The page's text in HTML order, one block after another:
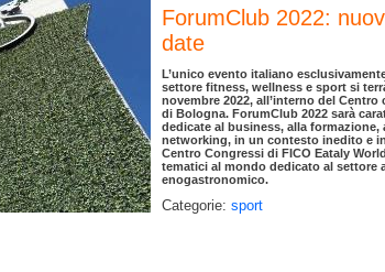
ForumClub 2022:
date
L’unico evento italiano
settore fitness, wellness e sport si
novembre 2022, all’interno del Centro
di Bologna. ForumClub 2022 sarà
dedicate al business, alla formazione,
networking, in un contesto inedito e
Centro Congressi di FICO Eataly
tematici al mondo dedicato al settore
enogastronomico.
Categorie: sport